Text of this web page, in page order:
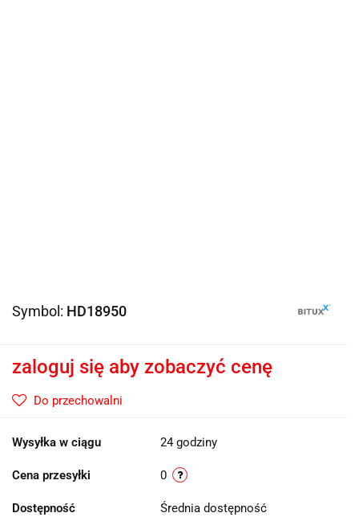
Symbol: HD18950
zaloguj się aby zobaczyć cenę
Do przechowalni
Wysyłka w ciągu 24 godziny
Cena przesyłki 0
Dostępność Średnia dostępność